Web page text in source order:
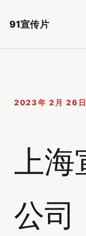
91宣传片
2023年 2月 26日
上海
公司